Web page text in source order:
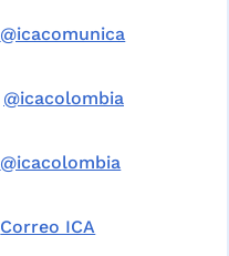
@icacomunica
@icacolombia
@icacolombia
Correo ICA